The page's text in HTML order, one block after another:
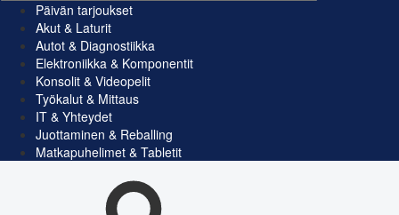
Päivän tarjoukset
Akut & Laturit
Autot & Diagnostiikka
Elektroniikka & Komponentit
Konsolit & Videopelit
Työkalut & Mittaus
IT & Yhteydet
Juottaminen & Reballing
Matkapuhelimet & Tabletit